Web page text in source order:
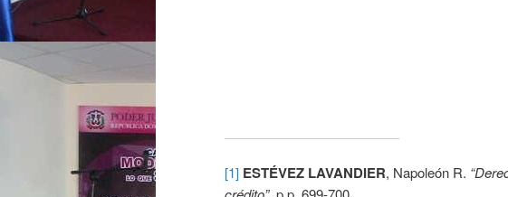
[1] ESTÉVEZ LAVANDIER, Napoleón R.